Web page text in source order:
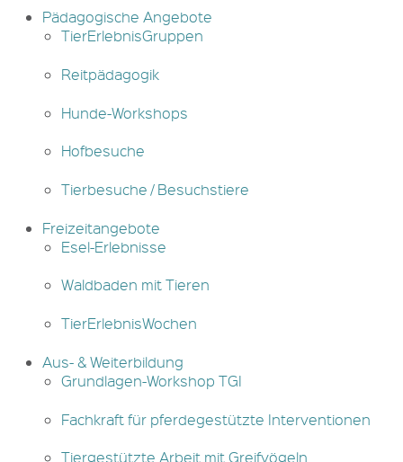
Pädagogische Angebote
TierErlebnisGruppen
Reitpädagogik
Hunde-Workshops
Hofbesuche
Tierbesuche / Besuchstiere
Freizeitangebote
Esel-Erlebnisse
Waldbaden mit Tieren
TierErlebnisWochen
Aus- & Weiterbildung
Grundlagen-Workshop TGI
Fachkraft für pferdegestützte Interventionen
Tiergestützte Arbeit mit Greifvögeln